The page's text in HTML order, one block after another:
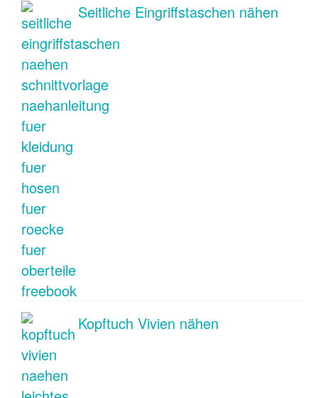
Seitliche Eingriffstaschen nähen
Kopftuch Vivien nähen